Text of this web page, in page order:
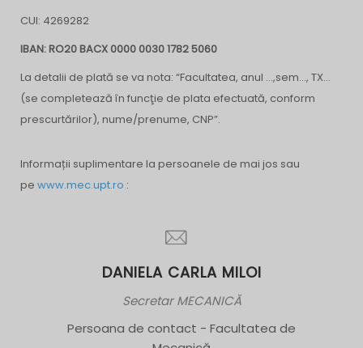
CUI: 4269282
IBAN: RO20 BACX 0000 0030 1782 5060
La detalii de plată se va nota: “Facultatea, anul …,sem…, TX…
(se completează în funcţie de plata efectuată, conform
prescurtărilor), nume/prenume, CNP”.
Informații suplimentare la persoanele de mai jos sau
pe www.mec.upt.ro :
DANIELA CARLA MILOI
Secretar MECANICĂ
Persoana de contact - Facultatea de